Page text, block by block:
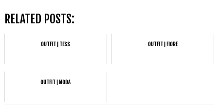
RELATED POSTS:
OUTFIT | TESS OUTFIT | FIORE
OUTFIT | MODA